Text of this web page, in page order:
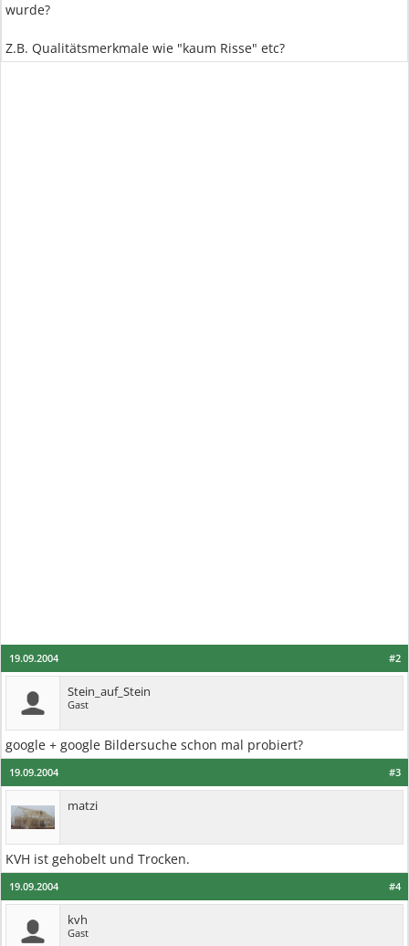
wurde?
Z.B. Qualitätsmerkmale wie "kaum Risse" etc?
#2
19.09.2004
Stein_auf_Stein
Gast
google + google Bildersuche schon mal probiert?
#3
19.09.2004
matzi
KVH ist gehobelt und Trocken.
#4
19.09.2004
kvh
Gast